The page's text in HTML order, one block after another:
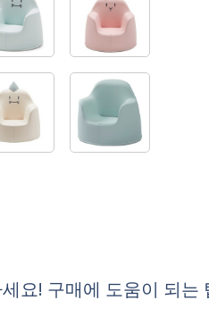
요! 구매에 도움이 되는